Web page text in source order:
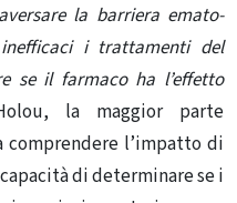
la barriera emato-
i trattamenti del
se il farmaco ha l’effetto
la maggior parte
l’impatto di
di determinare se i